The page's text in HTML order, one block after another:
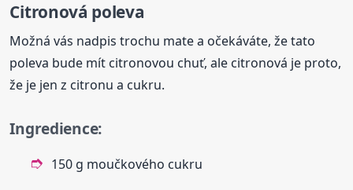
Citronová poleva
Možná vás nadpis trochu mate a očekáváte, že tato
poleva bude mít citronovou chuť, ale citronová je proto,
že je jen z citronu a cukru.
Ingredience:
150 g moučkového cukru